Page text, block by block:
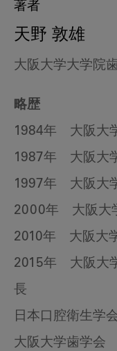
著者
天野 敦雄
大阪大学大学院
略歴
1984年 大阪大
1987年 大阪大
1997年 大阪大
2000年 大阪大
2010年 大阪大
2015年 大阪大
長
日本口腔衛生学
大阪大学歯学会